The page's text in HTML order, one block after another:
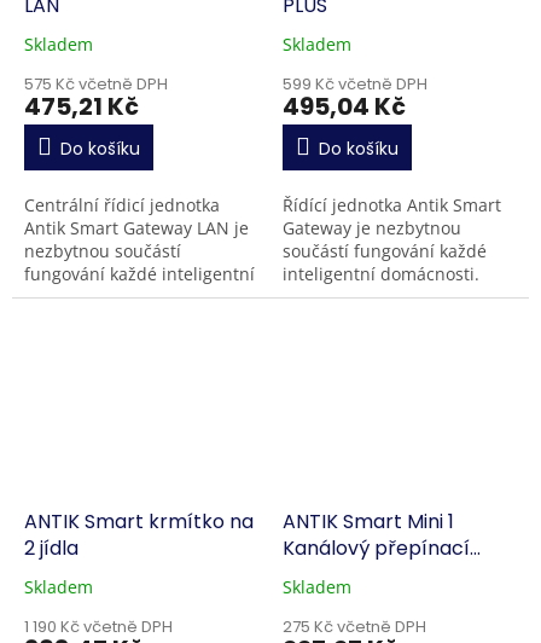
Skladem
575 Kč včetně DPH
475,21 Kč
Do košíku
Centrální řídicí jednotka
Antik Smart Gateway LAN je
nezbytnou součástí
fungování každé inteligentní
domácnosti. Umožní vám
Skladem
599 Kč včetně DPH
495,04 Kč
Do košíku
Řídící jednotka Antik Smart
Gateway je nezbytnou
součástí fungování každé
inteligentní domácnosti.
Umožní vám vzájemně
ANTIK Smart krmítko na
2 jídla
Skladem
1 190 Kč včetně DPH
ANTIK Smart Mini 1
Kanálový přepínací
modul Zigbee
Skladem
275 Kč včetně DPH